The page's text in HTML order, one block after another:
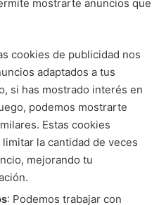
mostrarte anuncios que
cookies de publicidad nos
adaptados a tus
si has mostrado interés en
podemos mostrarte
Estas cookies
la cantidad de veces
mejorando tu
: Podemos trabajar con